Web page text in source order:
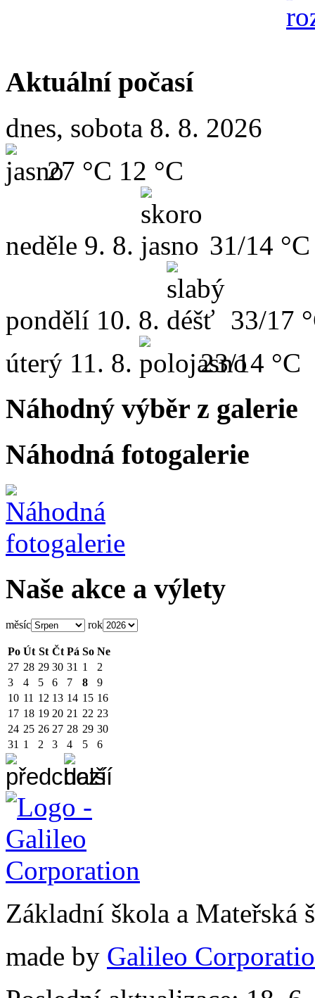
Aktuální počasí
dnes, sobota 8. 8. 2026
27 °C 12 °C
neděle 9. 8. 31/14 °C
pondělí 10. 8.
33/17
úterý 11. 8. 23/14 °C
Náhodný výběr z galerie
Náhodná fotogalerie
Naše akce a výlety
měsíc rok
Po Út St Čt Pá So Ne
27 28 29 30 31 1
2
3
4 5 6 7 8
9
10 11 12 13 14 15 16
17 18 19 20 21 22 23
24 25 26 27 28 29 30
31 1 2 3 4 5 6
Základní škola a
made by Galileo